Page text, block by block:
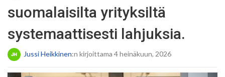
suomalaisilta yrityksiltä
systemaattisesti lahjuksia.
Jussi Heikkinen:n kirjoittama 4 heinäkuun, 2026